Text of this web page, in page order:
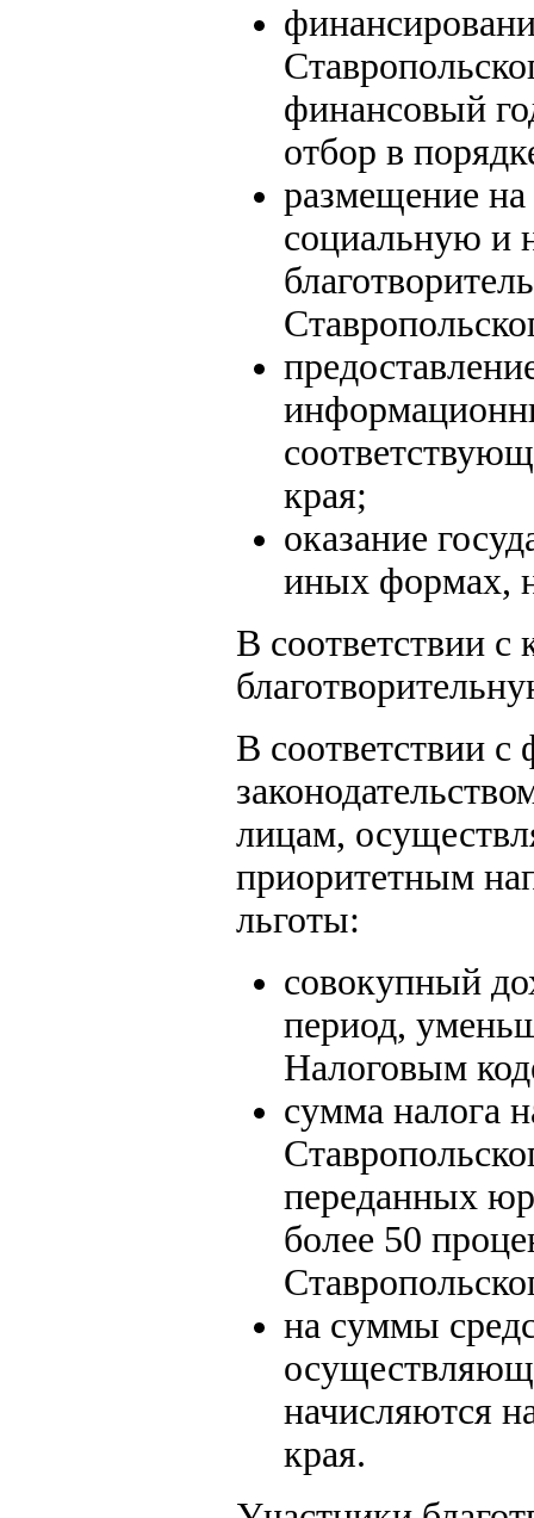
финансовый
отбор в
размещение
социальную и
края;
оказание
иных формах,
В соответствии
В соответствии с
лицам,
приоритетным
льготы:
совокупный
период,
Налоговым
сумма налога
переданных
более 50
на суммы
начисляются
края.